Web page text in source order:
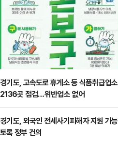
경기도, 고속도로 휴게소 등 식품취급업소
2136곳 점검…위반업소 없어
경기도, 외국인 전세사기피해자 지원 가능
토록 정부 건의